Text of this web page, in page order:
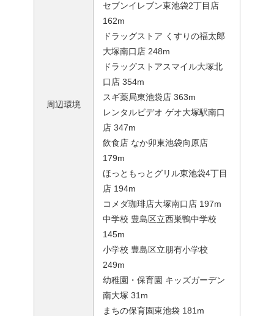
周辺環境
セブンイレブン東池袋2丁目店
162m
ドラッグストア くすりの福太郎
大塚南口店 248m
ドラッグストアスマイル大塚北
口店 354m
スギ薬局東池袋店 363m
レンタルビデオ ゲオ大塚駅南口
店 347m
飲食店 なか卯東池袋向原店
179m
ほっともっとグリル東池袋4丁目
店 194m
コメダ珈琲店大塚南口店 197m
中学校 豊島区立西巣鴨中学校
145m
小学校 豊島区立朋有小学校
249m
幼稚園・保育園 キッズガーデン
南大塚 31m
まちの保育園東池袋 181m